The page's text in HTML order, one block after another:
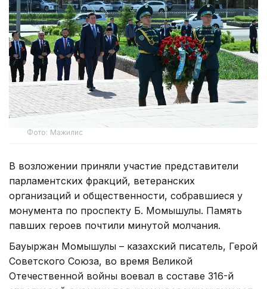
Фото: Мажилис
В возложении приняли участие представители
парламентских фракций, ветеранских
организаций и общественности, собравшиеся у
монумента по проспекту Б. Момышулы. Память
павших героев почтили минутой молчания.
Бауыржан Момышулы – казахский писатель, Герой
Советского Союза, во время Великой
Отечественной войны воевал в составе 316-й